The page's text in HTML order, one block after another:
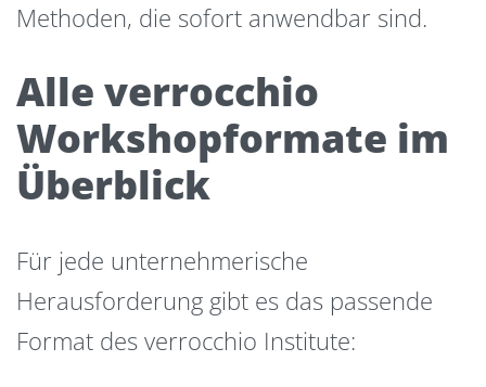
Methoden, die sofort anwendbar sind.
Alle verrocchio
Workshopformate im
Überblick
Für jede unternehmerische
Herausforderung gibt es das passende
Format des verrocchio Institute: